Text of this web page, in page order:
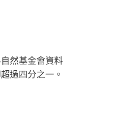
然基金會資料
過四分之一。